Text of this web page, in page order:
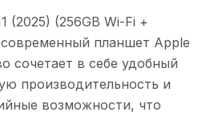
(2025) (256GB Wi-Fi +
планшет Apple
сочетает в себе удобный
производительность и
возможности, что